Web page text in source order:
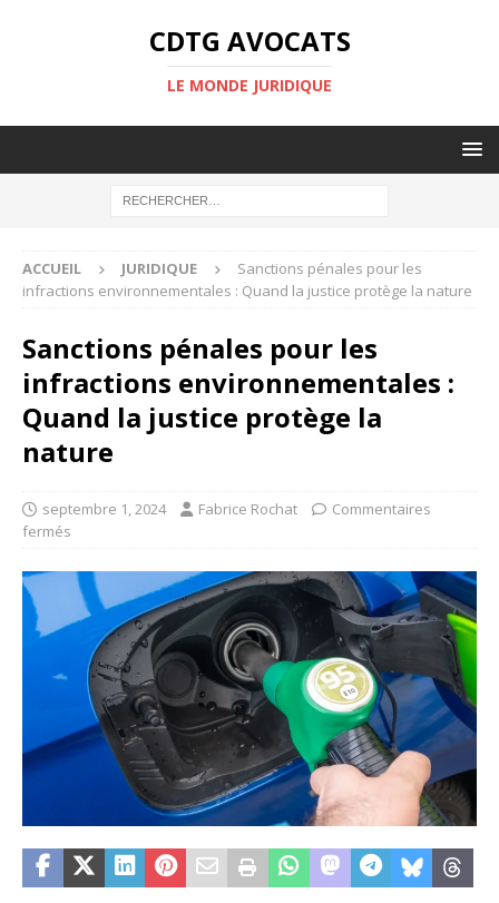
CDTG AVOCATS
LE MONDE JURIDIQUE
ACCUEIL JURIDIQUE
Sanctions pénales pour les
infractions environnementales : Quand la justice protège la nature
Sanctions pénales pour les
infractions environnementales :
Quand la justice protège la
nature
septembre 1, 2024 Fabrice Rochat
Commentaires
fermés